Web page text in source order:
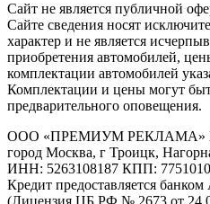
Cайт не является публичной
Сайте сведения носят
характер и не является
приобретения автомобилей,
комплектации автомобилей
Комплектации и цены могут
предварительного оповещения.
ООО «ПРЕМИУМ РЕКЛАМА»
город Москва, г Троицк,
ИНН: 5263108187 КПП:
Кредит предоставляется